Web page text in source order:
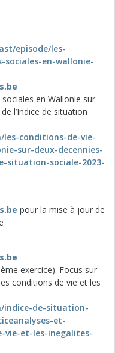
episode/les-
en-wallonie-
en Wallonie sur
l’Indice de situation
conditions-de-vie-
sur-deux-decennies-
situation-sociale-2023-
pour la mise à jour de
exercice). Focus sur
conditions de vie et les
indice-de-situation-
et-
vie-et-les-inegalites-